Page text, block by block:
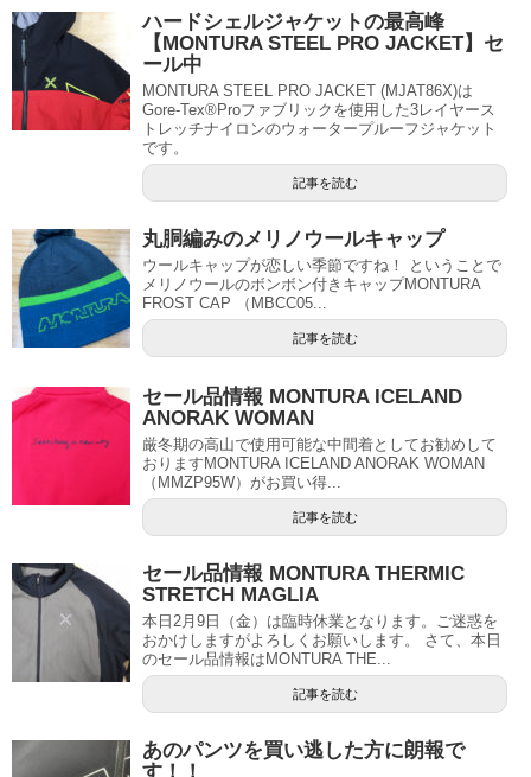
ハードシェルジャケットの最高峰
【MONTURA STEEL PRO JACKET】セ
ール中
MONTURA STEEL PRO JACKET (MJAT86X)は
Gore-Tex®Proファブリックを使用した3レイヤース
トレッチナイロンのウォータープルーフジャケット
です。
記事を読む
丸胴編みのメリノウールキャップ
ウールキャップが恋しい季節ですね！ ということで
メリノウールのボンボン付きキャップMONTURA
FROST CAP （MBCC05...
記事を読む
セール品情報 MONTURA ICELAND
ANORAK WOMAN
厳冬期の高山で使用可能な中間着としてお勧めして
おりますMONTURA ICELAND ANORAK WOMAN
（MMZP95W）がお買い得...
記事を読む
セール品情報 MONTURA THERMIC
STRETCH MAGLIA
本日2月9日（金）は臨時休業となります。ご迷惑を
おかけしますがよろしくお願いします。 さて、本日
のセール品情報はMONTURA THE...
記事を読む
あのパンツを買い逃した方に朗報で
す！！